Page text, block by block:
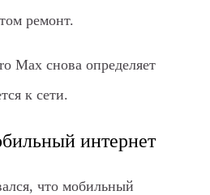
ремонт.
Max снова определяет
к сети.
интернет
что мобильный